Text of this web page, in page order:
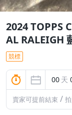
2024 TOPPS
AL RALEIGH
競標
00 天
賣家可提前結束 /